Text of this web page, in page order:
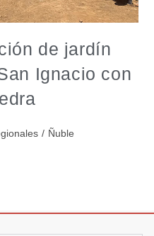
de jardín
Ignacio con
/ Ñuble